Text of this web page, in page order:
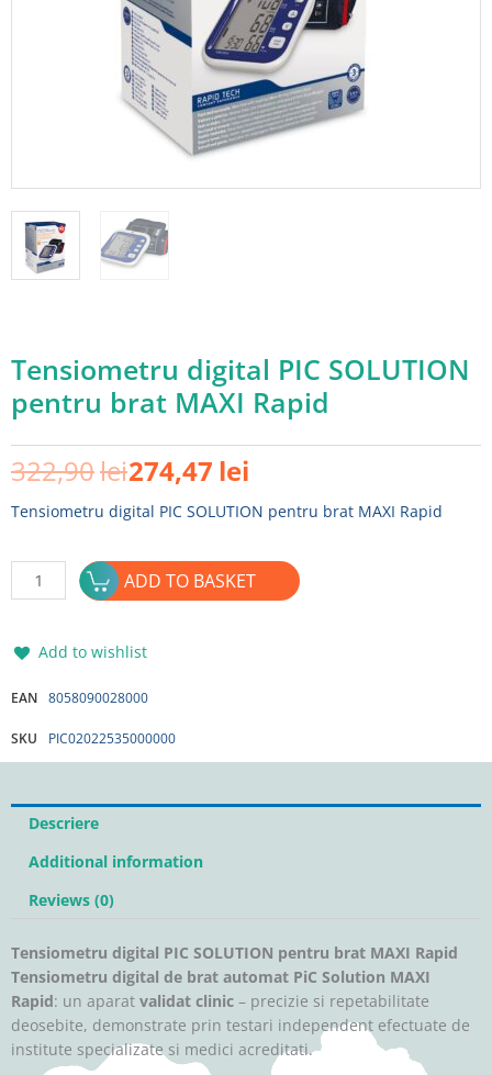
Tensiometru digital PIC SOLUTION
pentru brat MAXI Rapid
322,90leiOriginal
price
was:
274,47 leiCurrent
is:
Tensiometru digital PIC SOLUTION pentru brat MAXI Rapid
Tensiometru
digital
SOLUTION
brat
Rapid
quantity
ADD TO BASKET
Add to wishlist
EAN 8058090028000
SKU PIC02022535000000
Descriere
Additional information
Reviews (0)
Tensiometru digital PIC SOLUTION pentru brat MAXI Rapid
Tensiometru digital de brat automat PiC Solution MAXI
Rapid: un aparat validat clinic – precizie si repetabilitate
deosebite, demonstrate prin testari independent efectuate de
institute specializate si medici acreditati.